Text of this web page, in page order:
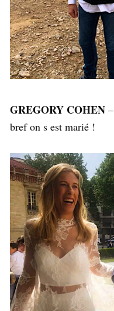
GREGORY COHEN
bref on s est marié !